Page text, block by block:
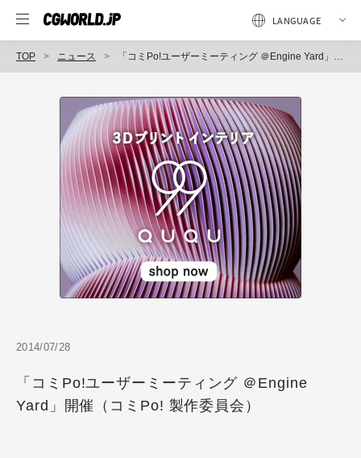
TOP ニュース 「コミPo!ユーザーミーティング ＠Engine Yard」開催（コミPo! 製作委員会）
2014/07/28
「コミPo!ユーザーミーティング ＠Engine
Yard」開催（コミPo! 製作委員会）